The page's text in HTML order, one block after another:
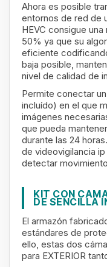
Ahora es posible
entornos de red de
HEVC consigue
50% ya que su
eficiente
baja posible,
nivel de calidad de
Permite conectar
incluído) en el que
imágenes
que pueda
durante las 24
de videovigilancia
detectar
KIT CON
DE SENCILLA
El armazón
estándares de
ello, estas dos
para EXTERIOR